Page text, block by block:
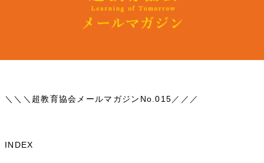
＼＼＼超教育協会メールマガジンNo.015／／／
INDEX